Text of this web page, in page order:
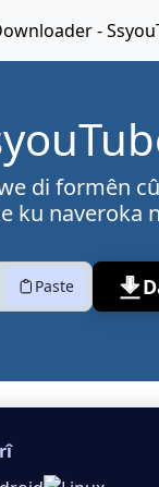
-
di formên
ku naveroka
Paste